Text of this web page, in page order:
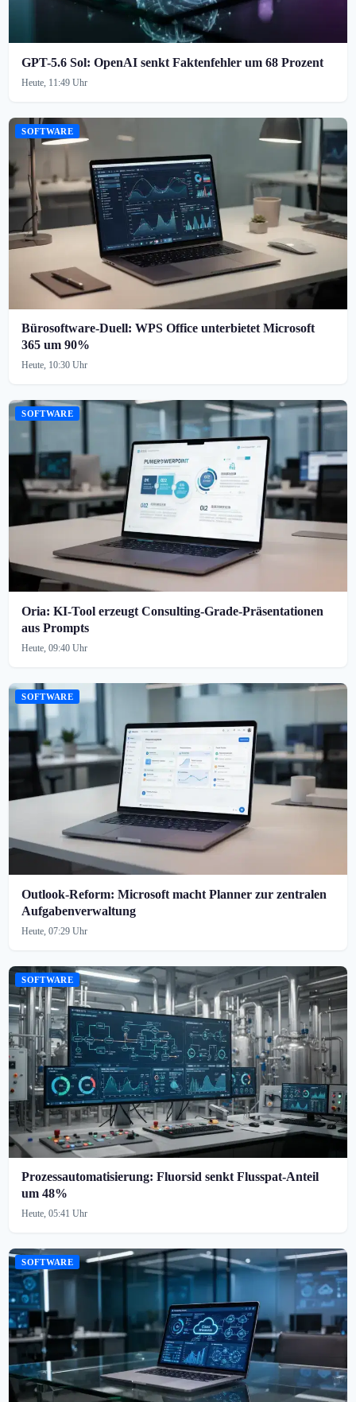
GPT-5.6 Sol: OpenAI senkt Faktenfehler um 68 Prozent
Heute, 11:49 Uhr
SOFTWARE
Bürosoftware-Duell: WPS Office unterbietet Microsoft
365 um 90%
Heute, 10:30 Uhr
SOFTWARE
Oria: KI-Tool erzeugt Consulting-Grade-Präsentationen
aus Prompts
Heute, 09:40 Uhr
SOFTWARE
Outlook-Reform: Microsoft macht Planner zur zentralen
Aufgabenverwaltung
Heute, 07:29 Uhr
SOFTWARE
Prozessautomatisierung: Fluorsid senkt Flusspat-Anteil
um 48%
Heute, 05:41 Uhr
SOFTWARE